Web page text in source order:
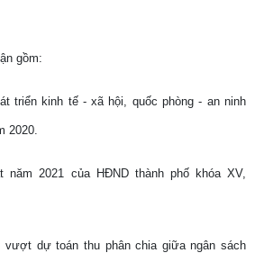
gồm:
triển kinh tế - xã hội, quốc phòng - an ninh
2020.
năm 2021 của HĐND thành phố khóa XV,
vượt dự toán thu phân chia giữa ngân sách